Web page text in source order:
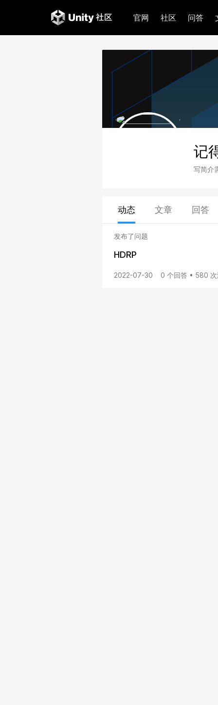
官网 社区 问答
记
写简介
动态 文章 回答
发布了问题
HDRP
2022-07-30 0 个回答 • 580